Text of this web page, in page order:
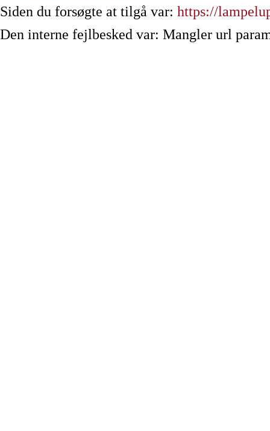
Siden du forsøgte at tilgå var: https://
Den interne fejlbesked var: Mangler url